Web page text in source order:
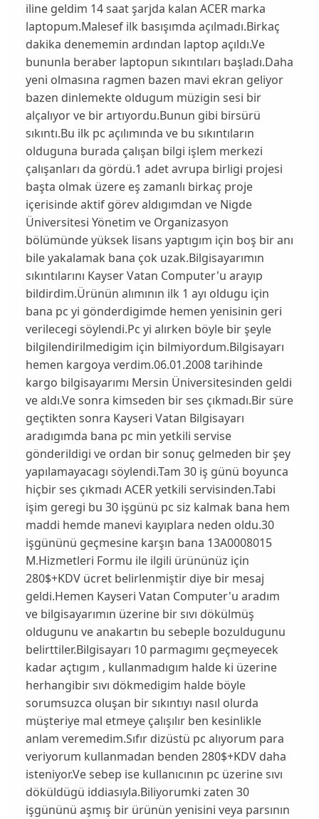
iline geldim 14 saat şarjda kalan ACER marka
laptopum.Malesef ilk basışımda açılmadı.Birkaç
dakika denememin ardından laptop açıldı.Ve
bununla beraber laptopun sıkıntıları başladı.Daha
yeni olmasına ragmen bazen mavi ekran geliyor
bazen dinlemekte oldugum müzigin sesi bir
alçalıyor ve bir artıyordu.Bunun gibi birsürü
sıkıntı.Bu ilk pc açılımında ve bu sıkıntıların
olduguna burada çalışan bilgi işlem merkezi
çalışanları da gördü.1 adet avrupa birligi projesi
başta olmak üzere eş zamanlı birkaç proje
içerisinde aktif görev aldıgımdan ve Nigde
Üniversitesi Yönetim ve Organizasyon
bölümünde yüksek lisans yaptıgım için boş bir anı
bile yakalamak bana çok uzak.Bilgisayarımın
sıkıntılarını Kayser Vatan Computer'u arayıp
bildirdim.Ürünün alımının ilk 1 ayı oldugu için
bana pc yi gönderdigimde hemen yenisinin geri
verilecegi söylendi.Pc yi alırken böyle bir şeyle
bilgilendirilmedigim için bilmiyordum.Bilgisayarı
hemen kargoya verdim.06.01.2008 tarihinde
kargo bilgisayarımı Mersin Üniversitesinden geldi
ve aldı.Ve sonra kimseden bir ses çıkmadı.Bir süre
geçtikten sonra Kayseri Vatan Bilgisayarı
aradıgımda bana pc min yetkili servise
gönderildigi ve ordan bir sonuç gelmeden bir şey
yapılamayacagı söylendi.Tam 30 iş günü boyunca
hiçbir ses çıkmadı ACER yetkili servisinden.Tabi
işim geregi bu 30 işgünü pc siz kalmak bana hem
maddi hemde manevi kayıplara neden oldu.30
işgününü geçmesine karşın bana 13A0008015
M.Hizmetleri Formu ile ilgili ürününüz için
280$+KDV ücret belirlenmiştir diye bir mesaj
geldi.Hemen Kayseri Vatan Computer'u aradım
ve bilgisayarımın üzerine bir sıvı dökülmüş
oldugunu ve anakartın bu sebeple bozuldugunu
belirttiler.Bilgisayarı 10 parmagımı geçmeyecek
kadar açtıgım , kullanmadıgım halde ki üzerine
herhangibir sıvı dökmedigim halde böyle
sorumsuzca oluşan bir sıkıntıyı nasıl olurda
müşteriye mal etmeye çalışılır ben kesinlikle
anlam veremedim.Sıfır dizüstü pc alıyorum para
veriyorum kullanmadan benden 280$+KDV daha
isteniyor.Ve sebep ise kullanıcının pc üzerine sıvı
döküldügü iddiasıyla.Biliyorumki zaten 30
işgününü aşmış bir ürünün yenisini veya parsının